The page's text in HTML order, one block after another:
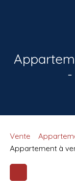
Vente
Appartement à